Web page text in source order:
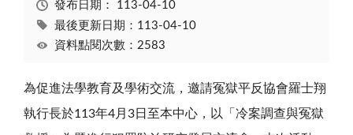
發布日期： 113-04-10
最後更新日期：113-04-10
資料點閱次數：2583
為促進法學教育及學術交流，邀請冤獄平反協會羅士翔
執行長於113年4月 3日至本中心，以「冷案調查與冤獄